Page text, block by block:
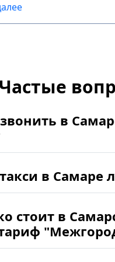
Частые
в
в Самаре
стоит в